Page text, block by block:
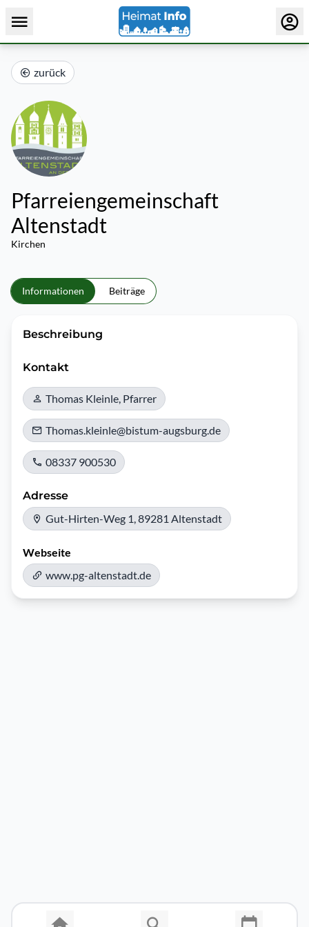
zurück
Pfarreiengemeinschaft
Altenstadt
Kirchen
Informationen Beiträge
Beschreibung
Kontakt
Thomas Kleinle, Pfarrer
Thomas.kleinle@bistum-augsburg.de
08337 900530
Adresse
Gut-Hirten-Weg 1, 89281 Altenstadt
Webseite
www.pg-altenstadt.de